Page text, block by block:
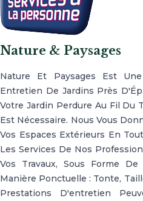
Nature & Paysages
Nature Et Paysages Est
Entretien De Jardins Près
Votre Jardin Perdure Au Fil Du
Est Nécessaire. Nous Vous
Vos Espaces Extérieurs En
Les Services De Nos
Vos Travaux, Sous Forme
Manière Ponctuelle : Tonte,
Prestations D'entretien